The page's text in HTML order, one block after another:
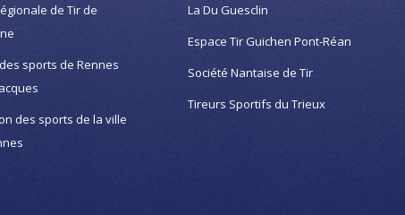
de Tir de
sports de Rennes
des sports de la ville
La Du Guesclin
Espace Tir Guichen Pont-Réan
Société Nantaise de Tir
Tireurs Sportifs du Trieux